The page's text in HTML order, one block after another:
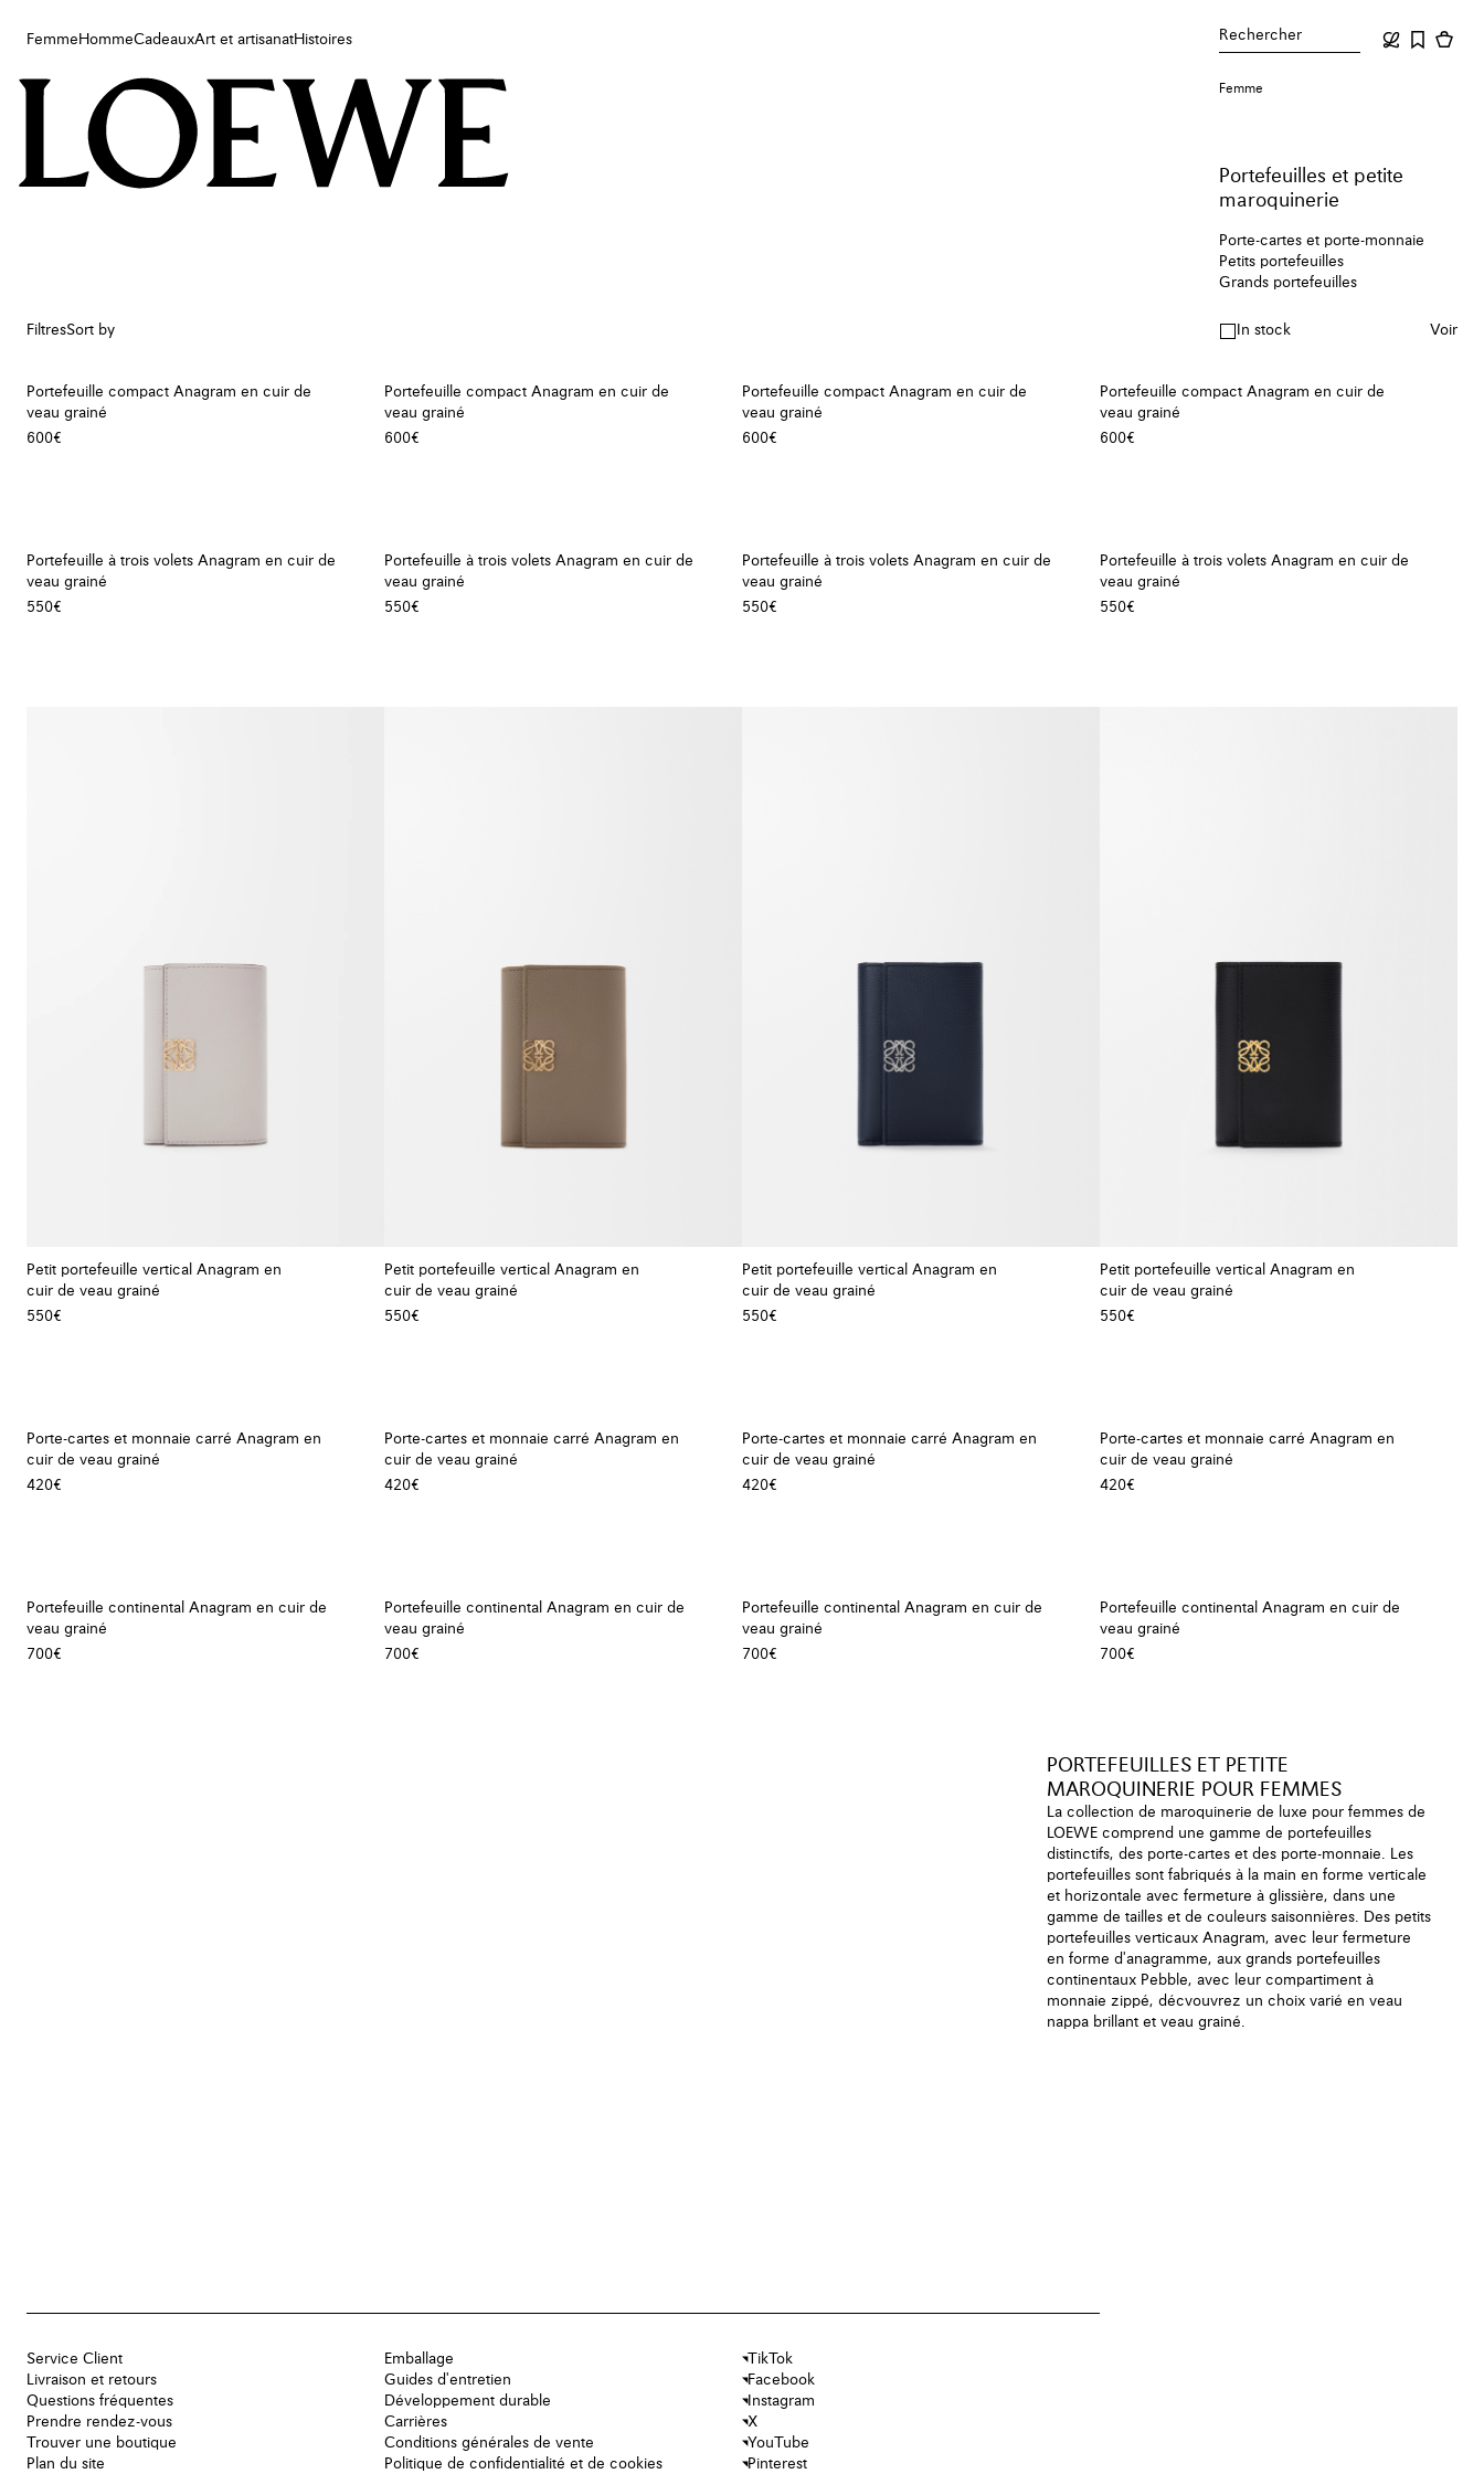
Femme HommeCadeauxArt et artisanatHistoires Rechercher
Femme
Art et artisanat
Femme
Portefeuilles et petite
maroquinerie
Porte-cartes et porte-monnaie
Petits portefeuilles
Grands portefeuilles
FiltresSort by In stock Voir
Portefeuille compact Anagram en cuir de
veau grainé
600€
Portefeuille compact Anagram en cuir de
veau grainé
600€
Portefeuille compact Anagram en cuir de
veau grainé
600€
Portefeuille compact Anagram en cuir de
veau grainé
600€
Portefeuille à trois volets Anagram en cuir de
veau grainé
550€
Portefeuille à trois volets Anagram en cuir de
veau grainé
550€
Portefeuille à trois volets Anagram en cuir de
veau grainé
550€
Portefeuille à trois volets Anagram en cuir de
veau grainé
550€
Petit portefeuille vertical Anagram en
cuir de veau grainé
550€
Petit portefeuille vertical Anagram en
cuir de veau grainé
550€
Petit portefeuille vertical Anagram en
cuir de veau grainé
550€
Petit portefeuille vertical Anagram en
cuir de veau grainé
550€
Porte-cartes et monnaie carré Anagram en
cuir de veau grainé
420€
Porte-cartes et monnaie carré Anagram en
cuir de veau grainé
420€
Porte-cartes et monnaie carré Anagram en
cuir de veau grainé
420€
Porte-cartes et monnaie carré Anagram en
cuir de veau grainé
420€
Portefeuille continental Anagram en cuir de
veau grainé
700€
Portefeuille continental Anagram en cuir de
veau grainé
700€
Portefeuille continental Anagram en cuir de
veau grainé
700€
Portefeuille continental Anagram en cuir de
veau grainé
700€
PORTEFEUILLES ET PETITE
MAROQUINERIE POUR FEMMES
La collection de maroquinerie de luxe pour femmes de
LOEWE comprend une gamme de portefeuilles
distinctifs, des porte-cartes et des porte-monnaie. Les
portefeuilles sont fabriqués à la main en forme verticale
et horizontale avec fermeture à glissière, dans une
gamme de tailles et de couleurs saisonnières. Des petits
portefeuilles verticaux Anagram, avec leur fermeture
en forme d'anagramme, aux grands portefeuilles
continentaux Pebble, avec leur compartiment à
monnaie zippé, décvouvrez un choix varié en veau
nappa brillant et veau grainé.
Service Client
Livraison et retours
Questions fréquentes
Prendre rendez-vous
Trouver une boutique
Plan du site
Emballage
Guides d'entretien
Développement durable
Carrières
Conditions générales de vente
Politique de confidentialité et de cookies
TikTok
Facebook
Instagram
X
YouTube
Pinterest